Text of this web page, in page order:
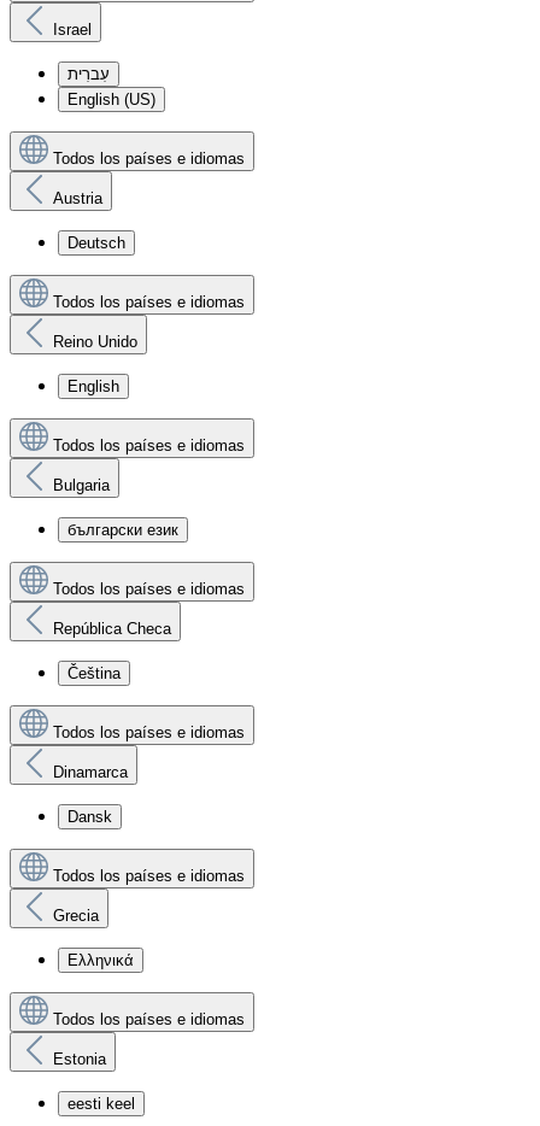
Israel
עִברִית
English (US)
Todos los países e idiomas
Austria
Deutsch
Todos los países e idiomas
Reino Unido
English
Todos los países e idiomas
Bulgaria
български език
Todos los países e idiomas
República Checa
Čeština
Todos los países e idiomas
Dinamarca
Dansk
Todos los países e idiomas
Grecia
Ελληνικά
Todos los países e idiomas
Estonia
eesti keel